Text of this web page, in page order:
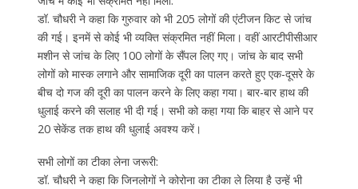
डॉ. चौधरी ने कहा कि गुरुवार को भी 205 लोगों की एंटीजन किट से जांच
की गई। इनमें से कोई भी व्यक्ति संक्रमित नहीं मिला। वहीं आरटीपीसीआर
मशीन से जांच के लिए 100 लोगों के सैंपल लिए गए। जांच के बाद सभी
लोगों को मास्क लगाने और सामाजिक दूरी का पालन करते हुए एक-दूसरे के
बीच दो गज की दूरी का पालन करने के लिए कहा गया। बार-बार हाथ की
धुलाई करने की सलाह भी दी गई। सभी को कहा गया कि बाहर से आने पर
20 सेकेंड तक हाथ की धुलाई अवश्य करें।
सभी लोगों का टीका लेना जरूरी:
डॉ. चौधरी ने कहा कि जिनलोगों ने कोरोना का टीका ले लिया है उन्हें भी